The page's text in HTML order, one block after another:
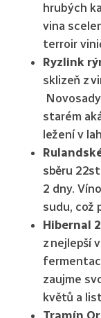
hrubých
vina
terroir
Ryzlink
sklizeň z
starém
ležení v
sběru
2 dny.
sudu, což
Hibernal
z nejlepší
zaujme
květů a